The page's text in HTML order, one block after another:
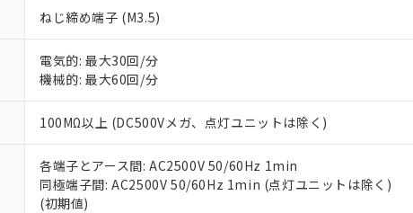
ねじ締め端子 (M3.5)
電気的: 最大30回/分
機械的: 最大60回/分
100MΩ以上 (DC500Vメガ、点灯ユニットは除く)
各端子とアース間: AC2500V 50/60Hz 1min
同極端子間: AC2500V 50/60Hz 1min (点灯ユニットは除く)
(初期値)
※当社の共同利用者とは、
いる法人を指します。
EU RoHS指令（10物質）の非含有証明書
51物質の非含有証明書（当社基準）
※本証明書は発行日時点で非含有を証明するもので、過去
また、RoHS指令のフタル酸エステル類４物質の対応では
混在することから備考欄に対応日を記載しておりました。
既に当社にて対応品への在庫切替を完了していることか